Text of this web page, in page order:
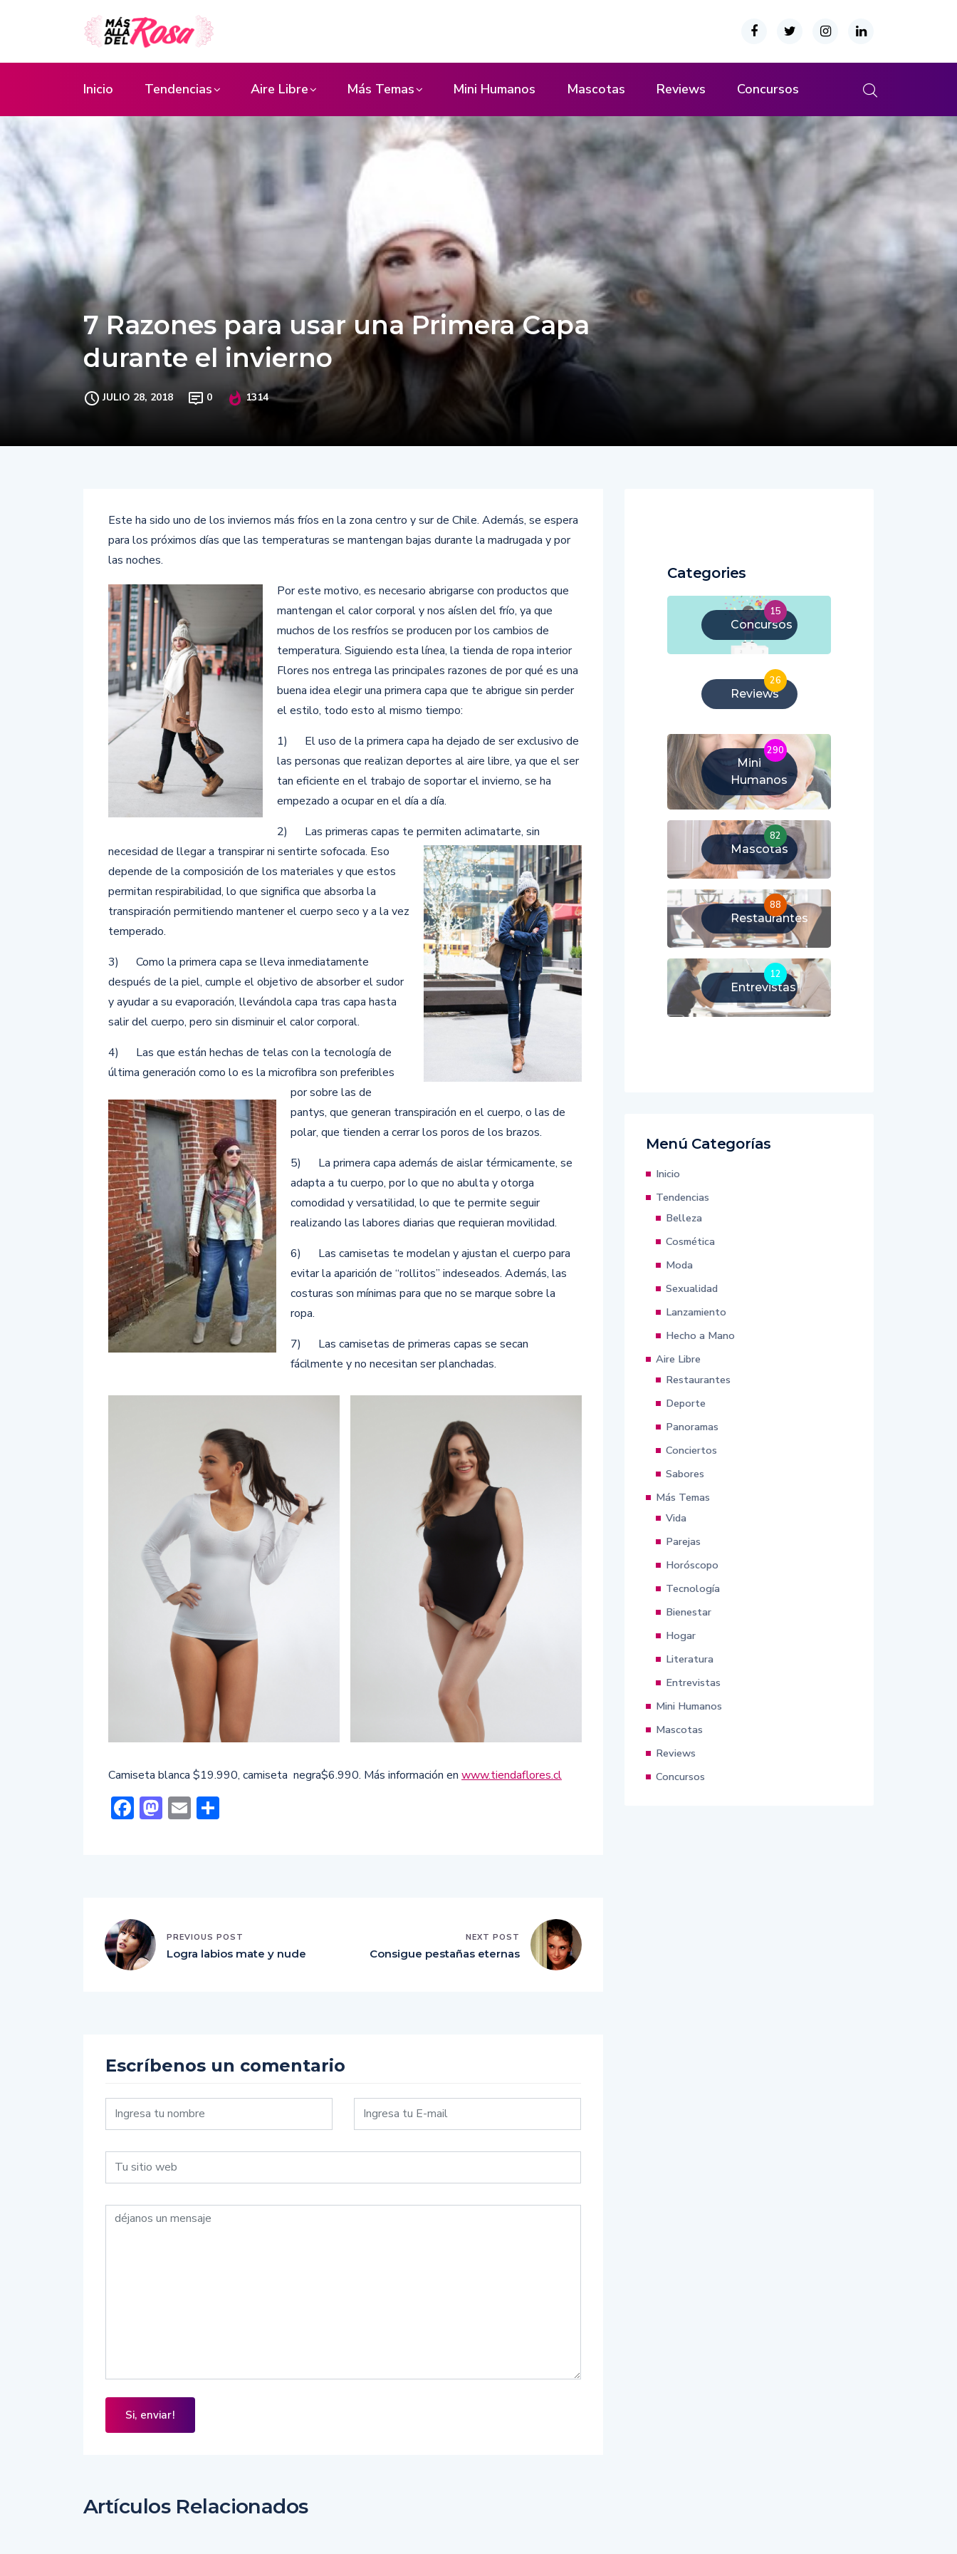
Inicio Tendencias Aire Libre Más Temas Mini Humanos Mascotas Reviews Concursos
7 Razones para usar una Primera Capa
durante el invierno
JULIO 28, 2018 0 1314
Este ha sido uno de los inviernos más fríos en la zona centro y sur de Chile. Además, se espera
para los próximos días que las temperaturas se mantengan bajas durante la madrugada y por
las noches.
Por este motivo, es necesario abrigarse con productos que
mantengan el calor corporal y nos aíslen del frío, ya que
muchos de los resfríos se producen por los cambios de
temperatura. Siguiendo esta línea, la tienda de ropa interior
Flores nos entrega las principales razones de por qué es una
buena idea elegir una primera capa que te abrigue sin perder
el estilo, todo esto al mismo tiempo:
1) El uso de la primera capa ha dejado de ser exclusivo de
las personas que realizan deportes al aire libre, ya que el ser
tan eficiente en el trabajo de soportar el invierno, se ha
empezado a ocupar en el día a día.
2) Las primeras capas te permiten aclimatarte, sin
necesidad de llegar a transpirar ni sentirte sofocada. Eso
depende de la composición de los materiales y que estos
permitan respirabilidad, lo que significa que absorba la
transpiración permitiendo mantener el cuerpo seco y a la vez
temperado.
3) Como la primera capa se lleva inmediatamente
después de la piel, cumple el objetivo de absorber el sudor
y ayudar a su evaporación, llevándola capa tras capa hasta
salir del cuerpo, pero sin disminuir el calor corporal.
4) Las que están hechas de telas con la tecnología de
última generación como lo es la microfibra son preferibles
por sobre las de
pantys, que generan transpiración en el cuerpo, o las de
polar, que tienden a cerrar los poros de los brazos.
5) La primera capa además de aislar térmicamente, se
adapta a tu cuerpo, por lo que no abulta y otorga
comodidad y versatilidad, lo que te permite seguir
realizando las labores diarias que requieran movilidad.
6) Las camisetas te modelan y ajustan el cuerpo para
evitar la aparición de “rollitos” indeseados. Además, las
costuras son mínimas para que no se marque sobre la
ropa.
7) Las camisetas de primeras capas se secan
fácilmente y no necesitan ser planchadas.
Camiseta blanca $19.990, camiseta negra$6.990. Más información en www.tiendaflores.cl
Facebook
Mastodon
Email
PREVIOUS POST
Logra labios mate y nude
NEXT POST
Consigue pestañas eternas
Escríbenos un comentario
Categories
Concursos
15
Reviews
26
Mini
Humanos
290
Mascotas
82
Restaurantes
88
Entrevistas
12
Menú Categorías
Inicio
Tendencias
Belleza
Cosmética
Moda
Sexualidad
Lanzamiento
Hecho a Mano
Aire Libre
Restaurantes
Deporte
Panoramas
Conciertos
Sabores
Más Temas
Vida
Parejas
Horóscopo
Tecnología
Bienestar
Hogar
Literatura
Entrevistas
Mini Humanos
Mascotas
Reviews
Concursos
Artículos Relacionados